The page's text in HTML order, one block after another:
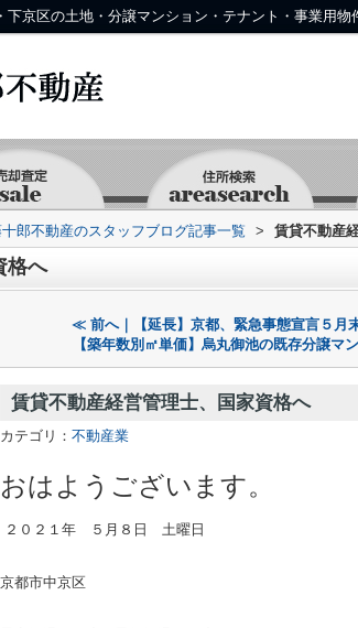
京区の土地・分譲マンション・テナント・事業用
郎不動産のスタッフブログ記事一覧 > 賃貸不動産
格へ
≪ 前へ｜【延長】京都、緊急事態宣言５月
【築年数別㎡単価】烏丸御池の既存分譲マ
賃貸不動産経営管理士、国家資格へ
カテゴリ： 不動産業
おはようございます。
２０２１年 ５月８日 土曜日
京都市中京区